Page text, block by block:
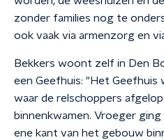
zonder families nog te
ook vaak via armenzorg en
Bekkers woont zelf in Den
een Geefhuis: "Het Geefhuis
waar de relschoppers
binnenkwamen. Vroeger
ene kant van het gebouw